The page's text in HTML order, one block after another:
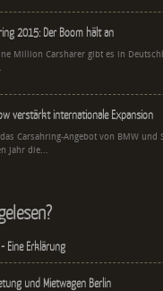
2015: Der Boom hält an
Million Carsharer gibt es in
verstärkt internationale Expansion
Carsahring-Angebot von BMW und
Jahr die...
Eine Erklärung
und Mietwagen Berlin